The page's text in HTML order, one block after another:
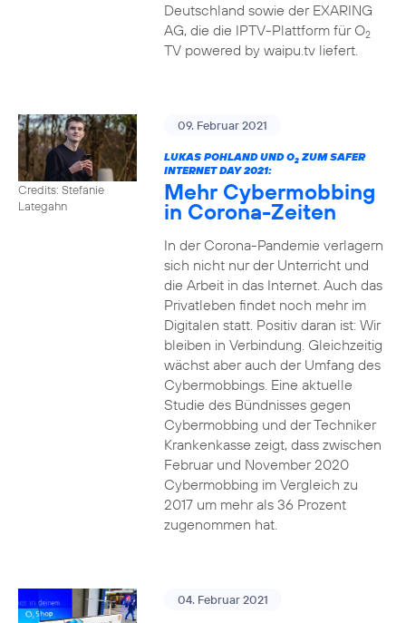
Deutschland sowie der EXARING
AG, die die IPTV-Plattform für O2
TV powered by waipu.tv liefert.
Credits: Stefanie
Lategahn
09. Februar 2021
LUKAS POHLAND UND O2ZUM SAFER
INTERNET DAY 2021:
Mehr Cybermobbing
in Corona-Zeiten
In der Corona-Pandemie verlagern
sich nicht nur der Unterricht und
die Arbeit in das Internet. Auch das
Privatleben findet noch mehr im
Digitalen statt. Positiv daran ist: Wir
bleiben in Verbindung. Gleichzeitig
wächst aber auch der Umfang des
Cybermobbings. Eine aktuelle
Studie des Bündnisses gegen
Cybermobbing und der Techniker
Krankenkasse zeigt, dass zwischen
Februar und November 2020
Cybermobbing im Vergleich zu
2017 um mehr als 36 Prozent
zugenommen hat.
04. Februar 2021